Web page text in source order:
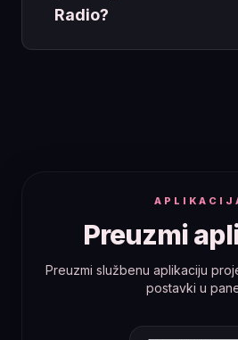
Radio?
Preuzmi
Preuzmi službenu aplikaciju
postavki u